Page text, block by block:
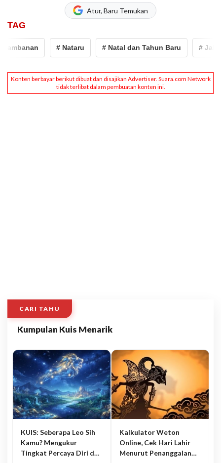
Atur, Baru Temukan
TAG
# Nataru # Natal dan Tahun Baru # Jalan
CARI TAHU
Kumpulan Kuis Menarik
KUIS: Seberapa Leo Sih
Kamu? Mengukur
Tingkat Percaya Diri dan
Kalkulator Weton
Online, Cek Hari Lahir
Menurut Penanggalan